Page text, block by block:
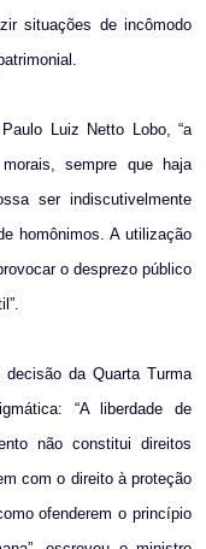
situações de incômodo
Luiz Netto Lobo, “a
sempre que haja
ser indiscutivelmente
homônimos. A utilização
o desprezo público
da Quarta Turma
“A liberdade de
não constitui direitos
com o direito à proteção
ofenderem o princípio